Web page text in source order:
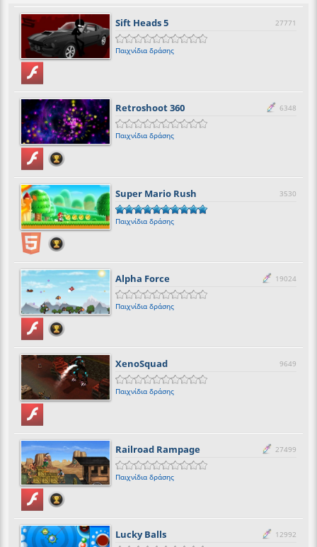
Sift Heads 5 27771
Παιχνίδια δράσης
Retroshoot 360 6348
Παιχνίδια δράσης
Super Mario Rush 3530
Παιχνίδια δράσης
Alpha Force 19024
Παιχνίδια δράσης
XenoSquad 9649
Παιχνίδια δράσης
Railroad Rampage 27499
Παιχνίδια δράσης
Lucky Balls 12992